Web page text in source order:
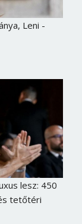
Leni -
lesz: 450
tetőtéri